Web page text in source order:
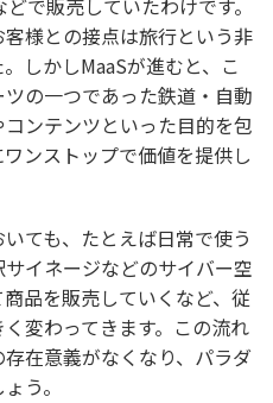
で販売していたわけです。
様との接点は旅行という非
しかしMaaSが進むと、こ
の一つであった鉄道・自動
ンテンツといった目的を包
ンストップで価値を提供し
ても、たとえば日常で使う
イネージなどのサイバー空
品を販売していくなど、従
変わってきます。この流れ
在意義がなくなり、パラダ
う。